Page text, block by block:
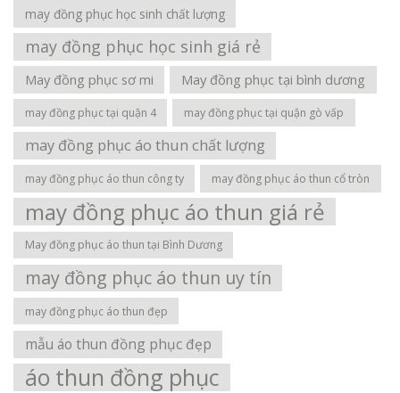
may đồng phục học sinh chất lượng
may đồng phục học sinh giá rẻ
May đồng phục sơ mi May đồng phục tại bình dương
may đồng phục tại quận 4 may đồng phục tại quận gò vấp
may đồng phục áo thun chất lượng
may đồng phục áo thun công ty may đồng phục áo thun cổ tròn
may đồng phục áo thun giá rẻ
May đồng phục áo thun tại Bình Dương
may đồng phục áo thun uy tín
may đồng phục áo thun đẹp
mẫu áo thun đồng phục đẹp
áo thun đồng phục